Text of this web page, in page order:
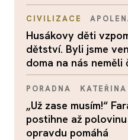
CIVILIZACE
Husákovy děti
dětství. Byli jsme
doma na nás neměli
PORADNA
„Už zase musím!“
postihne až
opravdu pomáhá